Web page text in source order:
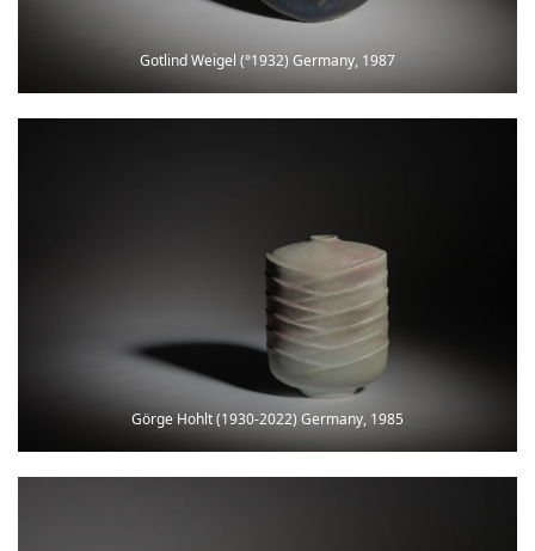
Gotlind Weigel (°1932) Germany, 1987
Görge Hohlt (1930-2022) Germany, 1985